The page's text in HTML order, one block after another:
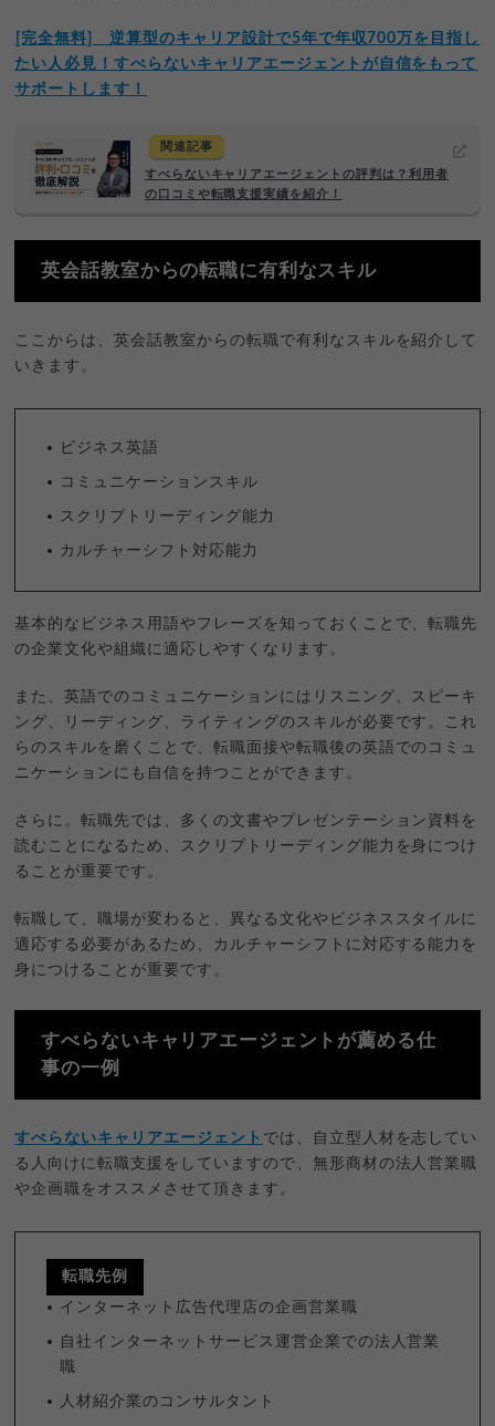
︎︎︎[完全無料] 逆算型のキャリア設計で5年で年収700万を目指し
たい人必見！すべらないキャリアエージェントが自信をもって
サポートします！
関連記事
すべらないキャリアエージェントの評判は？利用者
の口コミや転職支援実績を紹介！
英会話教室からの転職に有利なスキル
ここからは、英会話教室からの転職で有利なスキルを紹介して
いきます。
ビジネス英語
コミュニケーションスキル
スクリプトリーディング能力
カルチャーシフト対応能力
基本的なビジネス用語やフレーズを知っておくことで、転職先
の企業文化や組織に適応しやすくなります。
また、英語でのコミュニケーションにはリスニング、スピーキ
ング、リーディング、ライティングのスキルが必要です。これ
らのスキルを磨くことで、転職面接や転職後の英語でのコミュ
ニケーションにも自信を持つことができます。
さらに。転職先では、多くの文書やプレゼンテーション資料を
読むことになるため、スクリプトリーディング能力を身につけ
ることが重要です。
転職して、職場が変わると、異なる文化やビジネススタイルに
適応する必要があるため、カルチャーシフトに対応する能力を
身につけることが重要です。
すべらないキャリアエージェントが薦める仕
事の一例
すべらないキャリアエージェント では、自立型人材を志してい
る人向けに転職支援をしていますので、無形商材の法人営業職
や企画職をオススメさせて頂きます。
転職先例
インターネット広告代理店の企画営業職
自社インターネットサービス運営企業での法人営業
職
人材紹介業のコンサルタント